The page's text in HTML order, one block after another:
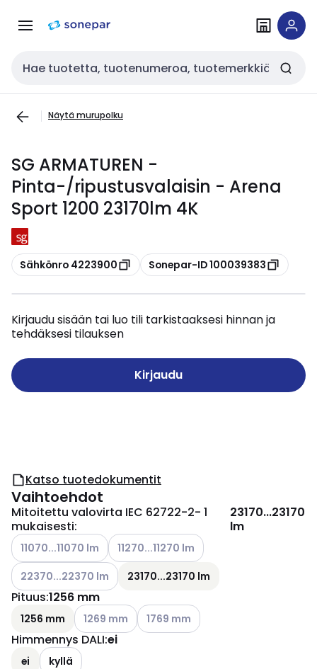
navigointiinsisältöön
Haku
Näytä murupolku
SG ARMATUREN -
Pinta-/ripustusvalaisin - Arena
Sport 1200 23170lm 4K
Kopioi
Sähkönro 4223900 Kopioi
Sonepar-ID 100039383
Kirjaudu sisään tai luo tili tarkistaaksesi hinnan ja
tehdäksesi tilauksen
Kirjaudu
Katso tuotedokumentit
Vaihtoehdot
Mitoitettu valovirta IEC 62722-2- 1
mukaisesti:
23170...23170
lm
Katso käytettävissä olevat vaihtoehdot
11070...11070 lm Katso käytettävissä olevat vaihtoehdot
11270...11270 lm
Katso käytettävissä olevat vaihtoehdot
22370...22370 lm 23170...23170 lm
Pituus:1256 mm
1256 mm Katso käytettävissä olevat vaihtoehdot
1269 mm Katso käytettävissä olevat
1769 mm
Himmennys DALI:ei
ei kyllä